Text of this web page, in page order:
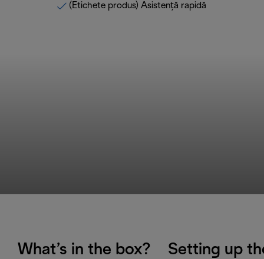
(Etichete produs) Asistență rapidă
What’s in the box?
Setting up